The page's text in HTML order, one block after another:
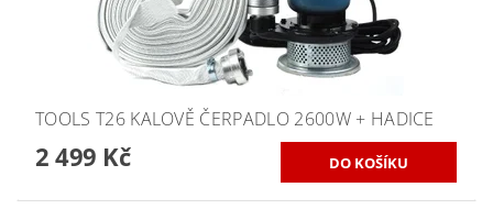
TOOLS T26 KALOVĚ ČERPADLO 2600W + HADICE
2 499 Kč